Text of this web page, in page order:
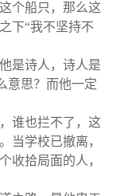
个船只，那么这
下“我不坚持不
是诗人，诗人是
意思？而他一定
谁也拦不了，这
当学校已撤离，
收拾局面的人，